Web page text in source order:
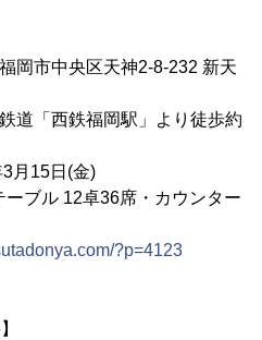
中央区天神2-8-232 新天
「西鉄福岡駅」より徒歩約
15日(金)
ブル 12卓36席・カウンター
?p=4123